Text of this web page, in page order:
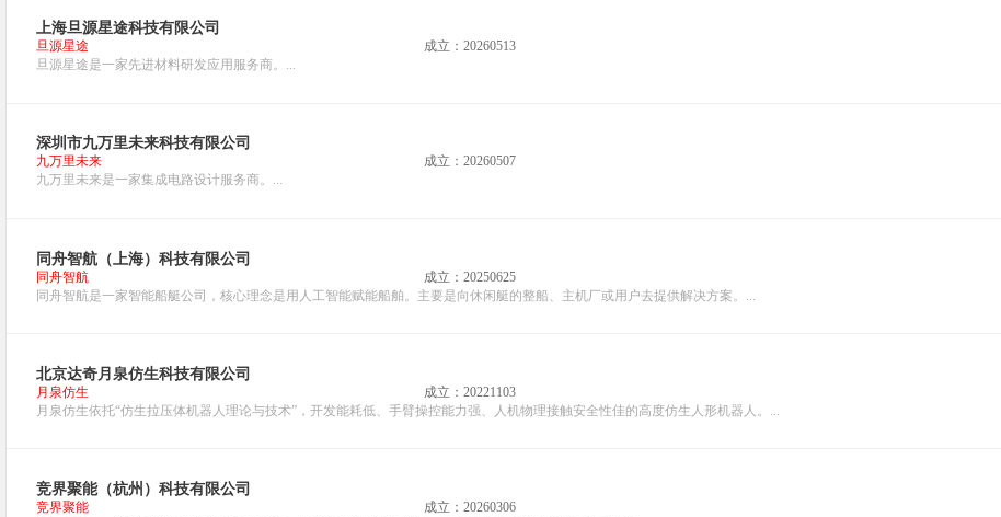
上海旦源星途科技有限公司
旦源星途 成立：20260513
旦源星途是一家先进材料研发应用服务商。...
深圳市九万里未来科技有限公司
九万里未来 成立：20260507
九万里未来是一家集成电路设计服务商。...
同舟智航（上海）科技有限公司
同舟智航 成立：20250625
同舟智航是一家智能船艇公司，核心理念是用人工智能赋能船舶。主要是向休闲艇的整船、主机厂或用户去提供解决方案。...
北京达奇月泉仿生科技有限公司
月泉仿生 成立：20221103
月泉仿生依托“仿生拉压体机器人理论与技术”，开发能耗低、手臂操控能力强、人机物理接触安全性佳的高度仿生人形机器人。...
竞界聚能（杭州）科技有限公司
竞界聚能 成立：20260306